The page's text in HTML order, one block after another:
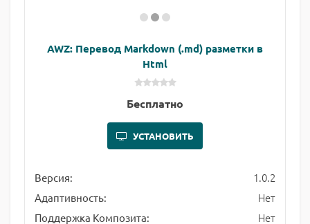
AWZ: Перевод Markdown (.md) разметки в
Html
Бесплатно
УСТАНОВИТЬ
Версия: 1.0.2
Адаптивность: Нет
Поддержка Композита: Нет